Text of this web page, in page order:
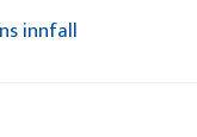
innfall